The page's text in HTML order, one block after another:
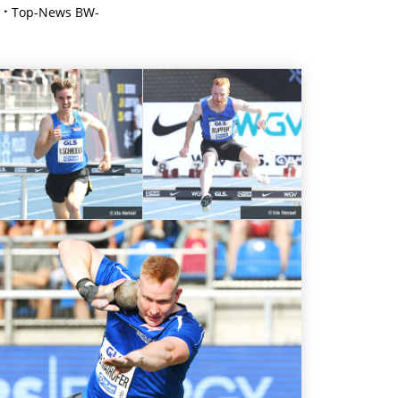
Top-News BW-